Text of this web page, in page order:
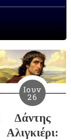
Ιουν
26
Δάντης
Αλιγκιέρι: